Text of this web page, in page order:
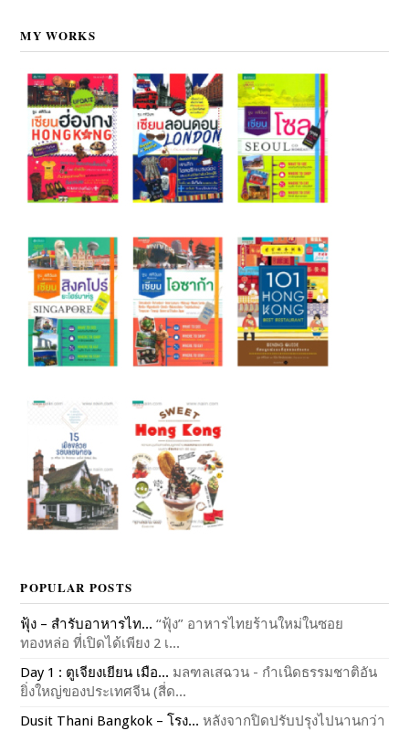
MY WORKS
POPULAR POSTS
ฟุ้ง – สำรับอาหารไท... “ฟุ้ง” อาหารไทยร้านใหม่ในซอย
ทองหล่อ ที่เปิดได้เพียง 2 เ...
Day 1 : ตูเจียงเยียน เมือ... มลฑลเสฉวน - กำเนิดธรรมชาติอัน
ยิ่งใหญ่ของประเทศจีน (สี่ด...
Dusit Thani Bangkok – โรง... หลังจากปิดปรับปรุงไปนานกว่า